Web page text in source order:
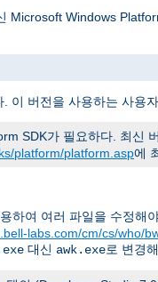
Microsoft Windows
이 버전을 사용하는 사용
SDK가 필요하다. 최신
platform/platform.asp에
하여 여러 파일을 수정해
labs.com/cm/cs/who/
대신 awk.exe로 변경